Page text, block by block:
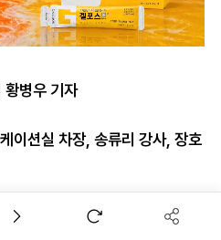
병우 기자
이션실 차장, 송류리 강사, 장호
람들과 함께 건강한 생활습관을
다.